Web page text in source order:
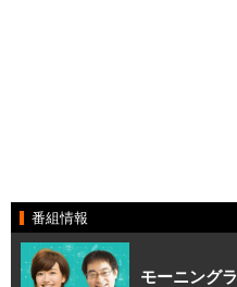
番組情報
モーニング